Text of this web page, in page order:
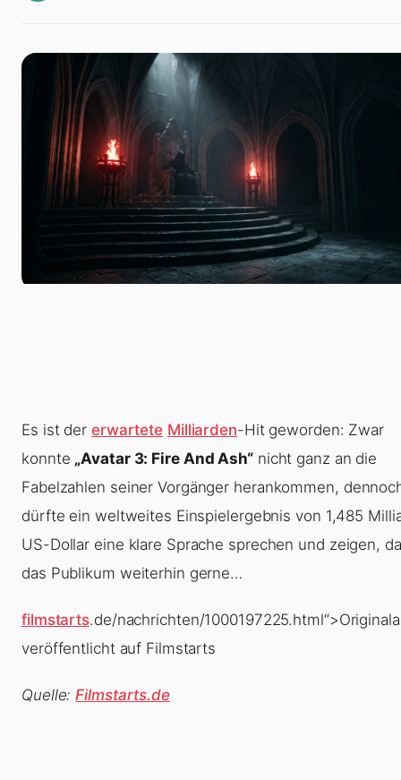
Es ist der erwartete Milliarden-Hit geworden: Zwar
konnte „Avatar 3: Fire And Ash“nicht ganz an die
Fabelzahlen seiner Vorgänger herankommen,
dürfte ein weltweites Einspielergebnis von 1,485
US-Dollar eine klare Sprache sprechen und zeigen,
das Publikum weiterhin gerne…
filmstarts.de/nachrichten/
veröffentlicht auf Filmstarts
Quelle:Filmstarts.de